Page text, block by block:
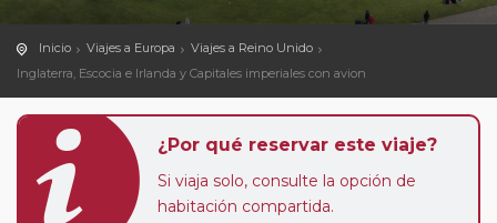
Inicio Viajes a Europa
Viajes a Reino Unido
Inglaterra, Escocia e Irlanda y Capitales imperiales con avion
¿Por qué reservar este viaje?
Si viaja solo, consulte la opción de
habitación compartida.